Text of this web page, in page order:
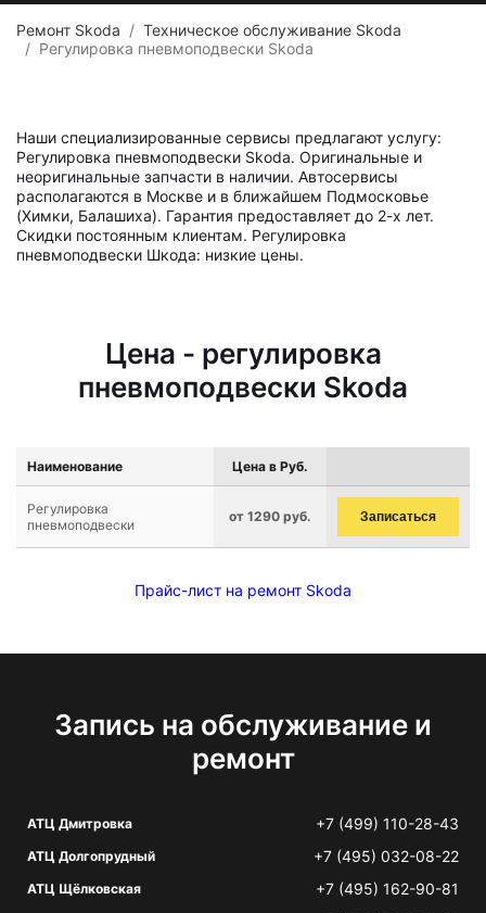
Ремонт Skoda
Техническое обслуживание Skoda
Регулировка пневмоподвески Skoda
Наши специализированные сервисы предлагают услугу:
Регулировка пневмоподвески Skoda. Оригинальные и
неоригинальные запчасти в наличии. Автосервисы
располагаются в Москве и в ближайшем Подмосковье
(Химки, Балашиха). Гарантия предоставляет до 2-х лет.
Скидки постоянным клиентам. Регулировка
пневмоподвески Шкода: низкие цены.
Цена - регулировка
пневмоподвески Skoda
Наименование Цена в Руб.
Регулировка
пневмоподвески
от 1290 руб. Записаться
Прайс-лист на ремонт Skoda
Запись на обслуживание и
ремонт
АТЦ Дмитровка +7 (499) 110-28-43
АТЦ Долгопрудный +7 (495) 032-08-22
АТЦ Щёлковская +7 (495) 162-90-81